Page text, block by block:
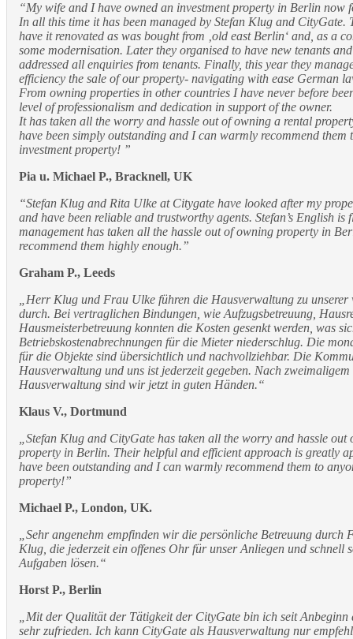
“My wife and I have owned an investment property in Berlin now
In all this time it has been managed by Stefan Klug and CityGate.
have it renovated as was bought from ‚old east Berlin‘ and, as a
some modernisation. Later they organised to have new tenants
addressed all enquiries from tenants. Finally, this year they
efficiency the sale of our property- navigating with ease German
From owning properties in other countries I have never before
level of professionalism and dedication in support of the owner.
It has taken all the worry and hassle out of owning a rental
have been simply outstanding and I can warmly recommend them
investment property! ”
Pia u. Michael P., Bracknell, UK
“Stefan Klug and Rita Ulke at Citygate have looked after my
and have been reliable and trustworthy agents. Stefan’s English is
management has taken all the hassle out of owning property in
recommend them highly enough.”
Graham P., Leeds
„Herr Klug und Frau Ulke führen die Hausverwaltung zu unserer
durch. Bei vertraglichen Bindungen, wie Aufzugsbetreuung,
Hausmeisterbetreuung konnten die Kosten gesenkt werden, was
Betriebskostenabrechnungen für die Mieter niederschlug. Die
für die Objekte sind übersichtlich und nachvollziehbar. Die
Hausverwaltung und uns ist jederzeit gegeben. Nach zweimaligem
Hausverwaltung sind wir jetzt in guten Händen.“
Klaus V., Dortmund
„Stefan Klug and CityGate has taken all the worry and hassle out
property in Berlin. Their helpful and efficient approach is greatly
have been outstanding and I can warmly recommend them to
property!”
Michael P., London, UK.
„Sehr angenehm empfinden wir die persönliche Betreuung durch
Klug, die jederzeit ein offenes Ohr für unser Anliegen und schnell
Aufgaben lösen.“
Horst P., Berlin
„Mit der Qualität der Tätigkeit der CityGate bin ich seit Anbeginn
sehr zufrieden. Ich kann CityGate als Hausverwaltung nur